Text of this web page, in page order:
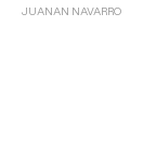
JUANAN NAVARRO